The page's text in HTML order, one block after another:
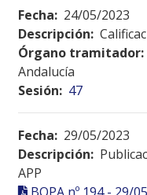
Fecha: 24/05/2023
Descripción:
Órgano tramitador:
Andalucía
Sesión: 47
Fecha: 29/05/2023
Descripción:
APP